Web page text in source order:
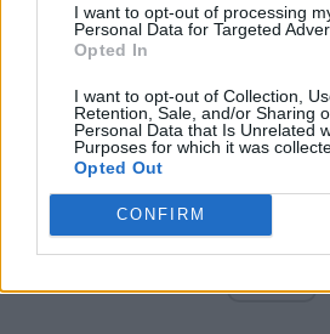
I want to opt-out of processing
Personal Data for Targeted
Opted In
I want to opt-out of Collection,
Retention, Sale, and/or Sharing
Personal Data that Is Unrelated
Purposes for which it was
Opted Out
CONFIRM
ad